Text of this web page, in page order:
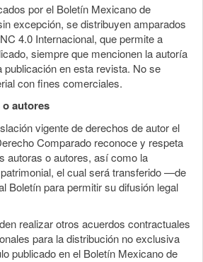
por el Boletín Mexicano de
excepción, se distribuyen amparados
4.0 Internacional, que permite a
siempre que mencionen la autoría
publicación en esta revista. No se
con fines comerciales.
autores
vigente de derechos de autor el
Comparado reconoce y respeta
autoras o autores, así como la
el cual será transferido —de
Boletín para permitir su difusión legal
realizar otros acuerdos contractuales
para la distribución no exclusiva
publicado en el Boletín Mexicano de